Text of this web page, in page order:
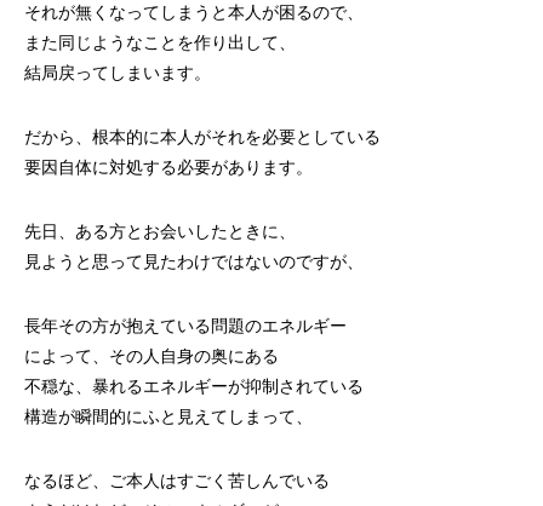
それが無くなってしまうと本人が困るので、
また同じようなことを作り出して、
結局戻ってしまいます。
だから、根本的に本人がそれを必要としている
要因自体に対処する必要があります。
先日、ある方とお会いしたときに、
見ようと思って見たわけではないのですが、
長年その方が抱えている問題のエネルギー
によって、その人自身の奥にある
不穏な、暴れるエネルギーが抑制されている
構造が瞬間的にふと見えてしまって、
なるほど、ご本人はすごく苦しんでいる